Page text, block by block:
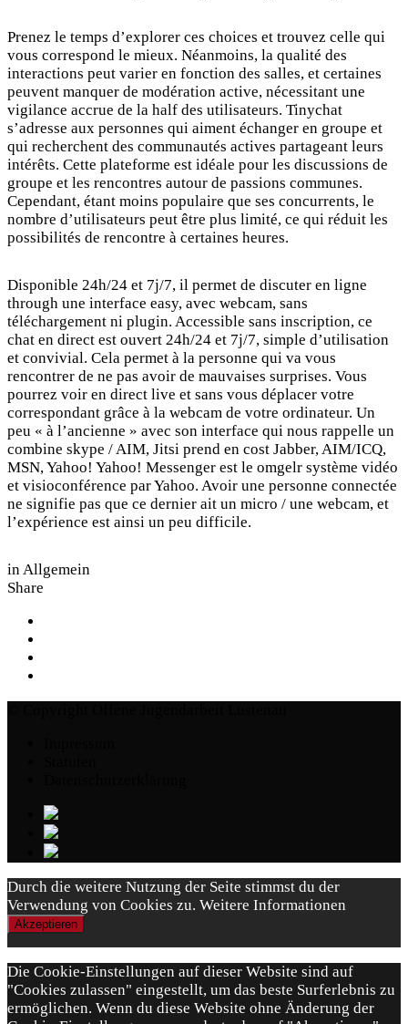
Prenez le temps d’explorer ces choices et trouvez celle qui
vous correspond le mieux. Néanmoins, la qualité des
interactions peut varier en fonction des salles, et certaines
peuvent manquer de modération active, nécessitant une
vigilance accrue de la half des utilisateurs. Tinychat
s’adresse aux personnes qui aiment échanger en groupe et
qui recherchent des communautés actives partageant leurs
intérêts. Cette plateforme est idéale pour les discussions de
groupe et les rencontres autour de passions communes.
Cependant, étant moins populaire que ses concurrents, le
nombre d’utilisateurs peut être plus limité, ce qui réduit les
possibilités de rencontre à certaines heures.
Disponible 24h/24 et 7j/7, il permet de discuter en ligne
through une interface easy, avec webcam, sans
téléchargement ni plugin. Accessible sans inscription, ce
chat en direct est ouvert 24h/24 et 7j/7, simple d’utilisation
et convivial. Cela permet à la personne qui va vous
rencontrer de ne pas avoir de mauvaises surprises. Vous
pourrez voir en direct live et sans vous déplacer votre
correspondant grâce à la webcam de votre ordinateur. Un
peu « à l’ancienne » avec son interface qui nous rappelle un
combine skype / AIM, Jitsi prend en cost Jabber, AIM/ICQ,
MSN, Yahoo! Yahoo! Messenger est le omgelr système vidéo
et visioconférence par Yahoo. Avoir une personne connectée
ne signifie pas que ce dernier ait un micro / une webcam, et
l’expérience est ainsi un peu difficile.
inAllgemein
Share
Durch die weitere Nutzung der Seite stimmst du der
Verwendung von Cookies zu. Weitere Informationen
Akzeptieren
Die Cookie-Einstellungen auf dieser Website sind auf
"Cookies zulassen" eingestellt, um das beste Surferlebnis zu
ermöglichen. Wenn du diese Website ohne Änderung der